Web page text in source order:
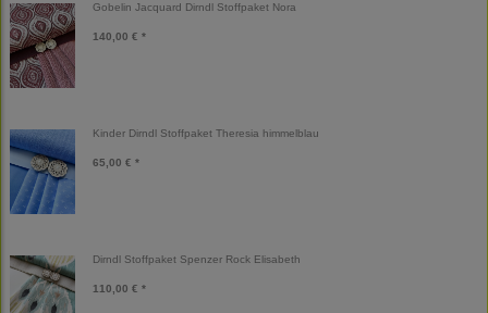
Gobelin Jacquard Dirndl Stoffpaket Nora
140,00 € *
Kinder Dirndl Stoffpaket Theresia himmelblau
65,00 € *
Dirndl Stoffpaket Spenzer Rock Elisabeth
110,00 € *